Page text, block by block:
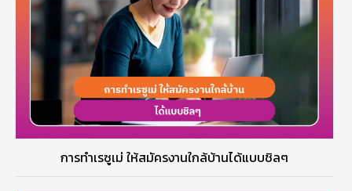
การทำเรซูเม่ ให้สมัครงานใกล้บ้านได้แบบชิลๆ